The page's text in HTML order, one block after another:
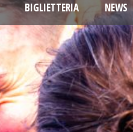
BIGLIETTERIA NEWS